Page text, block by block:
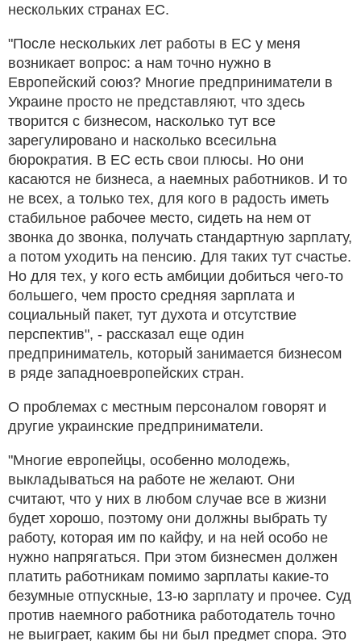
нескольких странах ЕС.
"После нескольких лет работы в ЕС у меня
возникает вопрос: а нам точно нужно в
Европейский союз? Многие предприниматели в
Украине просто не представляют, что здесь
творится с бизнесом, насколько тут все
зарегулировано и насколько всесильна
бюрократия. В ЕС есть свои плюсы. Но они
касаются не бизнеса, а наемных работников. И то
не всех, а только тех, для кого в радость иметь
стабильное рабочее место, сидеть на нем от
звонка до звонка, получать стандартную зарплату,
а потом уходить на пенсию. Для таких тут счастье.
Но для тех, у кого есть амбиции добиться чего-то
большего, чем просто средняя зарплата и
социальный пакет, тут духота и отсутствие
перспектив", - рассказал еще один
предприниматель, который занимается бизнесом
в ряде западноевропейских стран.
О проблемах с местным персоналом говорят и
другие украинские предприниматели.
"Многие европейцы, особенно молодежь,
выкладываться на работе не желают. Они
считают, что у них в любом случае все в жизни
будет хорошо, поэтому они должны выбрать ту
работу, которая им по кайфу, и на ней особо не
нужно напрягаться. При этом бизнесмен должен
платить работникам помимо зарплаты какие-то
безумные отпускные, 13-ю зарплату и прочее. Суд
против наемного работника работодатель точно
не выиграет, каким бы ни был предмет спора. Это